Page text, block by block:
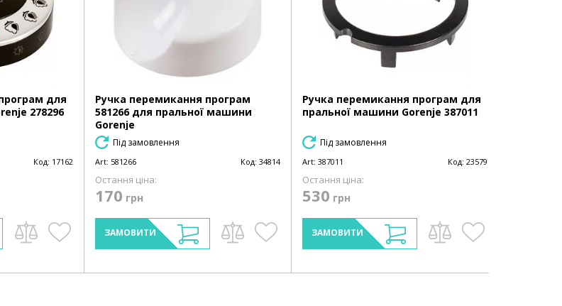
для
278296
Код: 17162
Ручка перемикання програм
581266 для пральної машини
Gorenje
Під замовлення
Art: 581266 Код: 34814
Остання ціна:
170 грн
ЗАМОВИТИ
Ручка перемикання програм для
пральної машини Gorenje 387011
Під замовлення
Art: 387011 Код: 23579
Остання ціна:
530 грн
ЗАМОВИТИ